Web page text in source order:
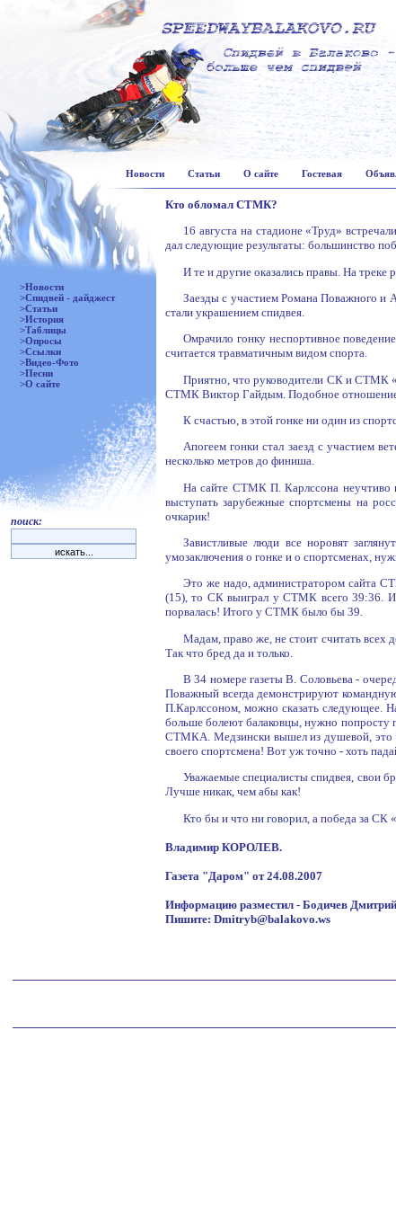
Новости Статьи О сайте Гостевая
>Новости
>Спидвей - дайджест
>Статьи
>История
>Таблицы
>Опросы
>Ссылки
>Видео-Фото
>Песни
>О сайте
поиск:
Кто обломал СТМК?
16 августа на стадионе «Труд»
дал следующие результаты: большинство
И те и другие оказались правы. На треке
Заезды с участием Романа Поважного и
стали украшением спидвея.
Омрачило гонку неспортивное
считается травматичным видом спорта.
Приятно, что руководители СК и СТМК
СТМК Виктор Гайдым. Подобное отношение к
К счастью, в этой гонке ни один из
Апогеем гонки стал заезд с участием
несколько метров до финиша.
На сайте СТМК П. Карлссона неучтиво
выступать зарубежные спортсмены на
очкарик!
Завистливые люди все норовят
умозаключения о гонке и о спортсменах,
Это же надо, администратором сайта
(15), то СК выиграл у СТМК всего 39:36. И
порвалась! Итого у СТМК было бы 39.
Мадам, право же, не стоит считать всех
Так что бред да и только.
В 34 номере газеты В. Соловьева -
Поважный всегда демонстрируют
П.Карлссоном, можно сказать следующее.
больше болеют балаковцы, нужно попросту
СТМКА. Медзински вышел из душевой, это
своего спортсмена! Вот уж точно - хоть
Уважаемые специалисты спидвея, свои
Лучше никак, чем абы как!
Кто бы и что ни говорил, а победа за СК
Владимир КОРОЛЕВ.
Газета "Даром" от 24.08.2007
Информацию разместил - Бодичев
Пишите: Dmitryb@balakovo.ws